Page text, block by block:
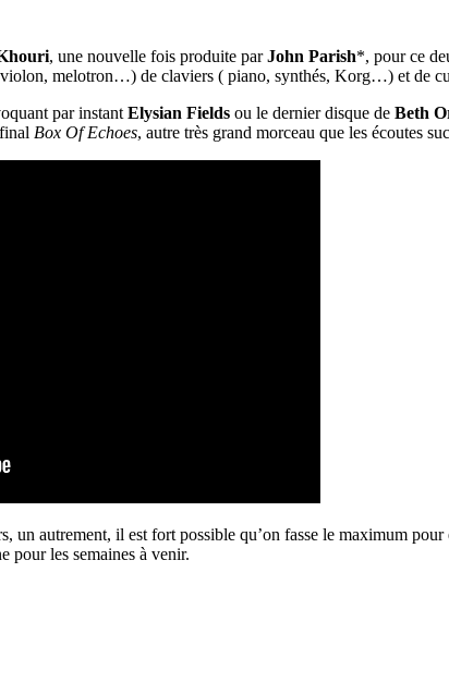
, une nouvelle fois produite parJohn Parish*, pour ce
melotron…) de claviers ( piano, synthés, Korg…) et de
par instant Elysian Fields ou le dernier disque de Beth
Box Of Echoes, autre très grand morceau que les écoutes
un autrement, il est fort possible qu’on fasse le maximum
pour les semaines à venir.